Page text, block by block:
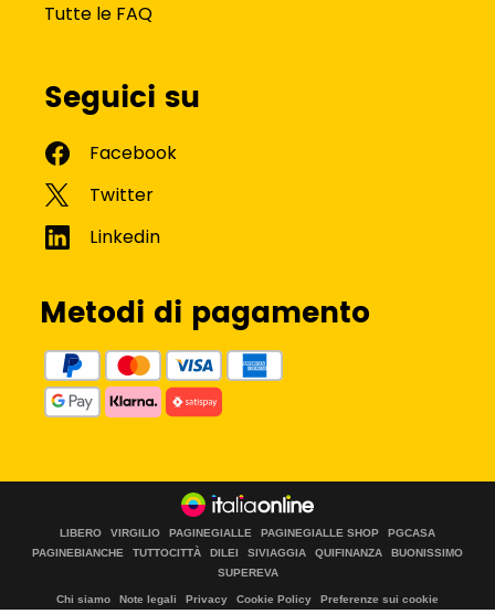
Tutte le FAQ
Seguici su
Metodi di pagamento
LIBERO VIRGILIO PAGINEGIALLE PAGINEGIALLE SHOP
PGCASA
PAGINEBIANCHE
TUTTOCITTÀ DILEI SIVIAGGIA QUIFINANZA
BUONISSIMO
SUPEREVA
Chi siamo Note legali Privacy Cookie Policy Preferenze sui cookie